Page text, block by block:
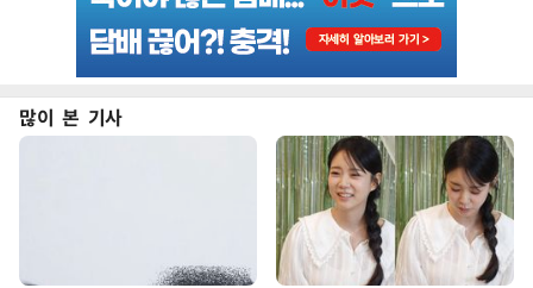
많이 본 기사